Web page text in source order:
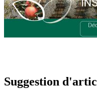
Suggestion